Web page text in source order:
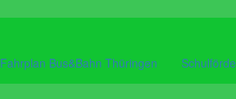
Fahrplan Bus&Bahn Thüringen